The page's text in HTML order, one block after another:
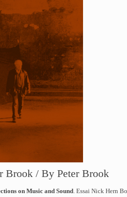
Brook / By Peter Brook
on Music and Sound. Essai Nick Hern